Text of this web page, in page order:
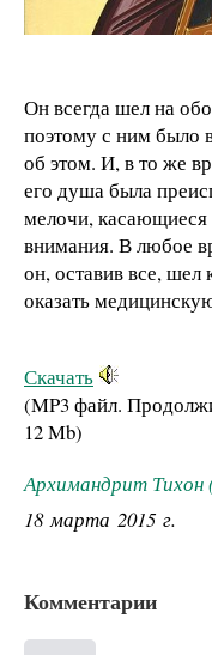
Он всегда шел на
поэтому с ним было
об этом. И, в то же
его душа была
мелочи,
внимания. В любое
он, оставив все, шел
оказать
Скачать
(MP3 файл.
12 Mb)
Архимандрит Тихон
18 марта 2015 г.
Комментарии